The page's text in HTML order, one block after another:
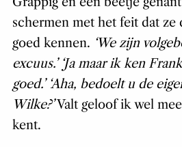
schermen met het feit dat ze
goed kennen. ‘We zijn
excuus.’ ‘Ja maar ik ken
goed.’ ‘Aha, bedoelt u de
Wilke?’Valt geloof ik wel
kent.